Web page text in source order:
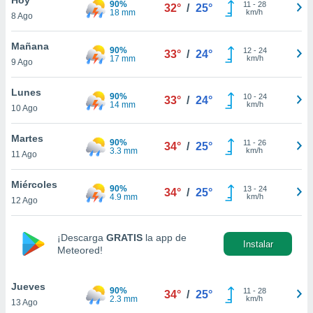
en
más
nuestra
de
aceptar
de
8 Ago
90%
18 mm
32° / 25° 11 - 28
km/h
Mañana
9 Ago
90%
17 mm
33° / 24° 12- 24
km/h
Lunes
10 Ago
90%
14 mm
33° / 24° 10- 24
km/h
Martes
11 Ago
90%
3.3 mm
34° / 25° 11 - 26
km/h
Miércoles
12 Ago
90%
4.9 mm
34° / 25° 13- 24
km/h
¡Descarga GRATIS la app de
Meteored!
Instalar
Jueves
13 Ago
90%
2.3 mm
34° / 25° 11 - 28
km/h